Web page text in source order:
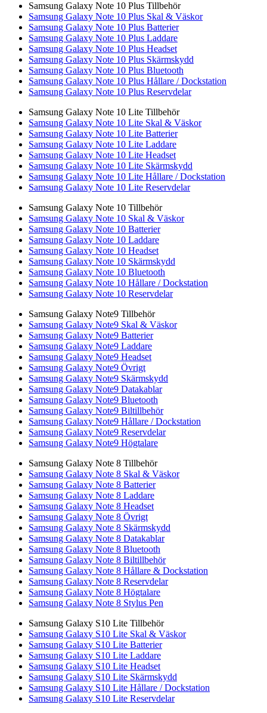
Samsung Galaxy Note 10 Plus Tillbehör
Samsung Galaxy Note 10 Plus Skal & Väskor
Samsung Galaxy Note 10 Plus Batterier
Samsung Galaxy Note 10 Plus Laddare
Samsung Galaxy Note 10 Plus Headset
Samsung Galaxy Note 10 Plus Skärmskydd
Samsung Galaxy Note 10 Plus Bluetooth
Samsung Galaxy Note 10 Plus Hållare / Dockstation
Samsung Galaxy Note 10 Plus Reservdelar
Samsung Galaxy Note 10 Lite Tillbehör
Samsung Galaxy Note 10 Lite Skal & Väskor
Samsung Galaxy Note 10 Lite Batterier
Samsung Galaxy Note 10 Lite Laddare
Samsung Galaxy Note 10 Lite Headset
Samsung Galaxy Note 10 Lite Skärmskydd
Samsung Galaxy Note 10 Lite Hållare / Dockstation
Samsung Galaxy Note 10 Lite Reservdelar
Samsung Galaxy Note 10 Tillbehör
Samsung Galaxy Note 10 Skal & Väskor
Samsung Galaxy Note 10 Batterier
Samsung Galaxy Note 10 Laddare
Samsung Galaxy Note 10 Headset
Samsung Galaxy Note 10 Skärmskydd
Samsung Galaxy Note 10 Bluetooth
Samsung Galaxy Note 10 Hållare / Dockstation
Samsung Galaxy Note 10 Reservdelar
Samsung Galaxy Note9 Tillbehör
Samsung Galaxy Note9 Skal & Väskor
Samsung Galaxy Note9 Batterier
Samsung Galaxy Note9 Laddare
Samsung Galaxy Note9 Headset
Samsung Galaxy Note9 Övrigt
Samsung Galaxy Note9 Skärmskydd
Samsung Galaxy Note9 Datakablar
Samsung Galaxy Note9 Bluetooth
Samsung Galaxy Note9 Biltillbehör
Samsung Galaxy Note9 Hållare / Dockstation
Samsung Galaxy Note9 Reservdelar
Samsung Galaxy Note9 Högtalare
Samsung Galaxy Note 8 Tillbehör
Samsung Galaxy Note 8 Skal & Väskor
Samsung Galaxy Note 8 Batterier
Samsung Galaxy Note 8 Laddare
Samsung Galaxy Note 8 Headset
Samsung Galaxy Note 8 Övrigt
Samsung Galaxy Note 8 Skärmskydd
Samsung Galaxy Note 8 Datakablar
Samsung Galaxy Note 8 Bluetooth
Samsung Galaxy Note 8 Biltillbehör
Samsung Galaxy Note 8 Hållare & Dockstation
Samsung Galaxy Note 8 Reservdelar
Samsung Galaxy Note 8 Högtalare
Samsung Galaxy Note 8 Stylus Pen
Samsung Galaxy S10 Lite Tillbehör
Samsung Galaxy S10 Lite Skal & Väskor
Samsung Galaxy S10 Lite Batterier
Samsung Galaxy S10 Lite Laddare
Samsung Galaxy S10 Lite Headset
Samsung Galaxy S10 Lite Skärmskydd
Samsung Galaxy S10 Lite Hållare / Dockstation
Samsung Galaxy S10 Lite Reservdelar